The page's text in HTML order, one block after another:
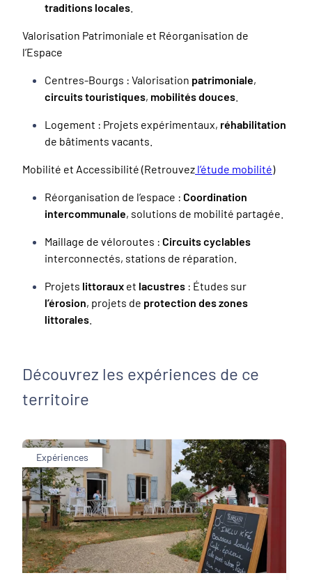
traditions locales
Valorisation Patrimoniale et Réorganisation de
l’Espace
Centres-Bourgs : Valorisation patrimoniale,
circuits touristiques, mobilités douces
Logement : Projets expérimentaux, réhabilitation
de bâtiments vacants.
Mobilité et Accessibilité (Retrouvez l’étude mobilité)
Réorganisation de l’espace : Coordination
intercommunale, solutions de mobilité partagée.
Maillage de véloroutes : Circuits cyclables
interconnectés, stations de réparation.
Projets littoraux et lacustres : Études sur
l’érosion, projets de protection des zones
littorales
Découvrez les expériences de ce
territoire
Expériences